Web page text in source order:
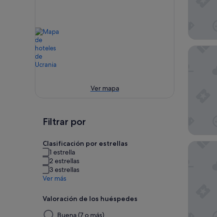
Ver mapa
Filtrar por
Clasificación por estrellas
1 estrella
2 estrellas
3 estrellas
Ver más
Valoración de los huéspedes
Al
Buena (7 o más)